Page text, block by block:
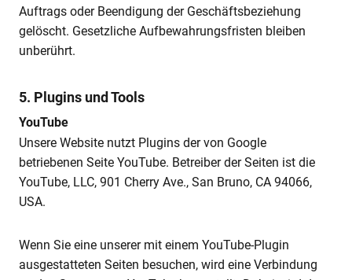
Auftrags oder Beendigung der Geschäftsbeziehung
gelöscht. Gesetzliche Aufbewahrungsfristen bleiben
unberührt.
5. Plugins und Tools
YouTube
Unsere Website nutzt Plugins der von Google
betriebenen Seite YouTube. Betreiber der Seiten ist die
YouTube, LLC, 901 Cherry Ave., San Bruno, CA 94066,
USA.
Wenn Sie eine unserer mit einem YouTube-Plugin
ausgestatteten Seiten besuchen, wird eine Verbindung